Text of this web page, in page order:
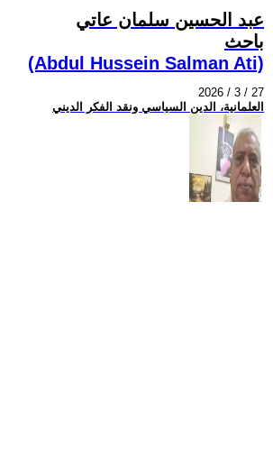
عبد الحسين سلمان عاتي
باحث
(Abdul Hussein Salman Ati)
2026 / 3 / 27
العلمانية، الدين السياسي ونقد الفكر الديني